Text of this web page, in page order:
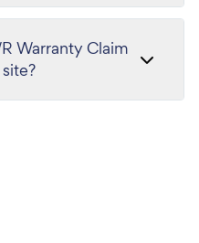
Warranty Claim